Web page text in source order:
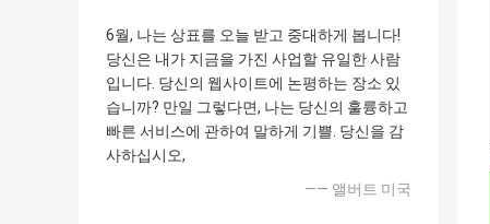
6월, 나는 상표를 오늘 받고 중대하게 봅니다!
당신은 내가 지금을 가진 사업할 유일한 사람
입니다. 당신의 웹사이트에 논평하는 장소 있
습니까? 만일 그렇다면, 나는 당신의 훌륭하고
빠른 서비스에 관하여 말하게 기쁠. 당신을 감
사하십시오,
—— 앨버트 미국